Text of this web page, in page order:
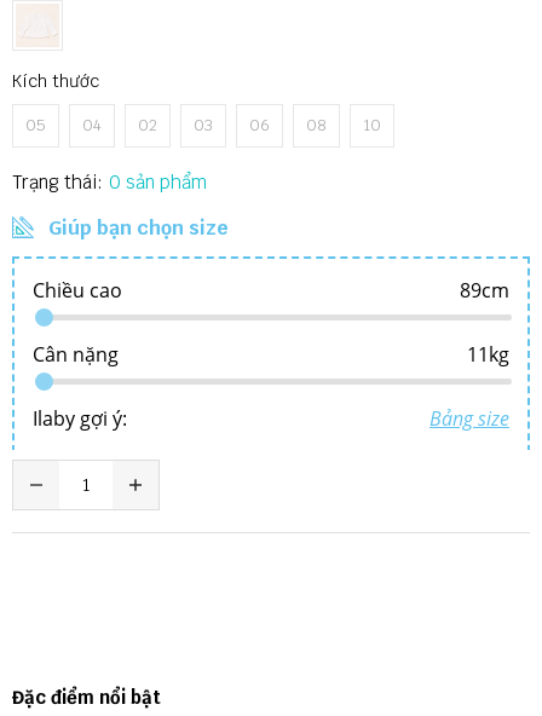
Kích thước
05 04 02 03 06 08 10
Giúp bạn chọn size
Đặc điểm nổi bật
Trạng thái: 0